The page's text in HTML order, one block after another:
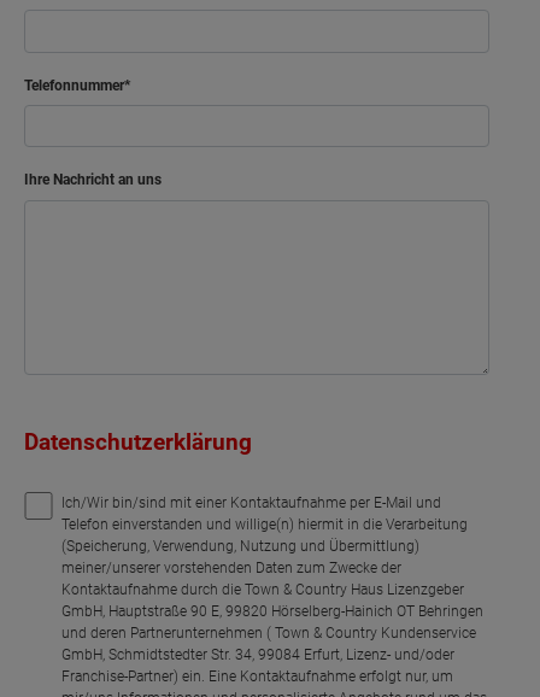
Telefonnummer
Ihre Nachricht an uns
Datenschutzerklärung
Ich/Wir bin/sind mit einer Kontaktaufnahme per E-Mail und
Telefon einverstanden und willige(n) hiermit in die Verarbeitung
(Speicherung, Verwendung, Nutzung und Übermittlung)
meiner/unserer vorstehenden Daten zum Zwecke der
Kontaktaufnahme durch die Town & Country Haus Lizenzgeber
GmbH, Hauptstraße 90 E, 99820 Hörselberg-Hainich OT Behringen
und deren Partnerunternehmen ( Town & Country Kundenservice
GmbH, Schmidtstedter Str. 34, 99084 Erfurt, Lizenz- und/oder
Franchise-Partner) ein. Eine Kontaktaufnahme erfolgt nur, um